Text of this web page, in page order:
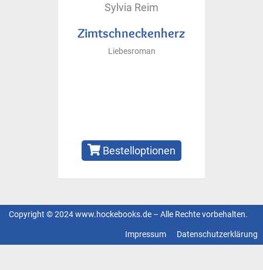
Sylvia Reim
Zimtschneckenherz
Liebesroman
Bestelloptionen
Copyright © 2024 www.hockebooks.de – Alle Rechte vorbehalten.
Datenschutzerklärung
Impressum